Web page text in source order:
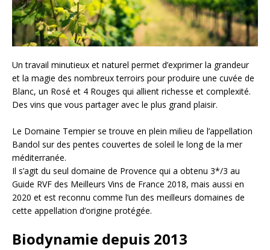
Un travail minutieux et naturel permet d’exprimer la grandeur
et la magie des nombreux terroirs pour produire une cuvée de
Blanc, un Rosé et 4 Rouges qui allient richesse et complexité.
Des vins que vous partager avec le plus grand plaisir.
Le Domaine Tempier se trouve en plein milieu de l’appellation
Bandol sur des pentes couvertes de soleil le long de la mer
méditerranée.
Il s’agit du seul domaine de Provence qui a obtenu 3*/3 au
Guide RVF des Meilleurs Vins de France 2018, mais aussi en
2020 et est reconnu comme l’un des meilleurs domaines de
cette appellation d’origine protégée.
Biodynamie depuis 2013